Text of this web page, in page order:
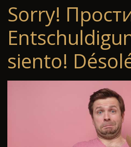
Sorry!
siento!